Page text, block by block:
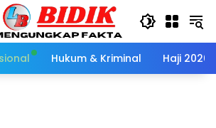
Hukum & Kriminal Haji 2026